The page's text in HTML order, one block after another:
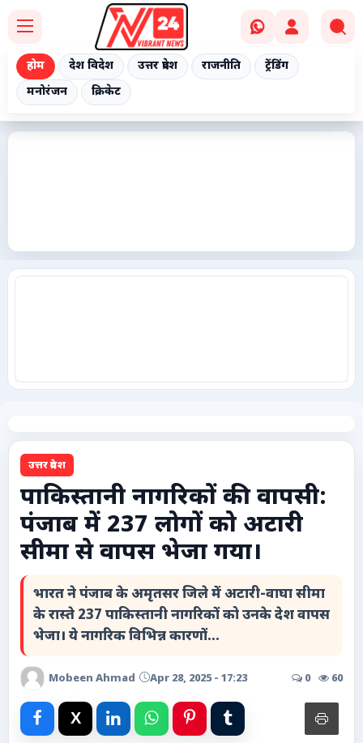
होम देश विदेश उत्तर प्रदेश राजनीति
ट्रेंडिंग
मनोरंजन
क्रिकेट
ट्रेंडिंग
टेक्नोलॉजी / गैजेट्स
लाइफस्टाइल
वायरल
साहित्य
धर्म और अध्यात्म
Advertise with Us
उत्तर प्रदेश
पाकिस्तानी नागरिकों की वापसी:
पंजाब में 237 लोगों को अटारी
सीमा से वापस भेजा गया।
भारत ने पंजाब के अमृतसर जिले में अटारी-वाघा सीमा
के रास्ते 237 पाकिस्तानी नागरिकों को उनके देश वापस
भेजा। ये नागरिक विभिन्न कारणों...
Mobeen Ahmad Apr 28, 2025 - 17:23 0 60